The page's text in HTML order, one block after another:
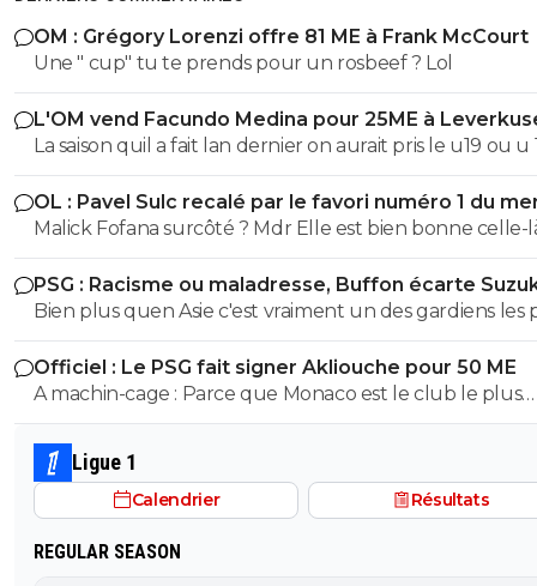
OM : Grégory Lorenzi offre 81 ME à Frank McCourt
Une " cup" tu te prends pour un rosbeef ? Lol
L'OM vend Facundo Medina pour 25ME à
La saison quil a fait lan dernier on aurait pris le u19 ou u
son poste ils auraient pas fait pire, il a ete blessé plus 1/3
saison et le peu de fois où on l'a vue bah putain...je sais
lors de quel match tu l'a vu bon, moi jai surtout vue
bide et ses croissants a la place des pieds et faire des
duel sur 3..
OL : Pavel Sulc recalé par le favori numéro 1 du
Malick Fofana surcôté ? Mdr Elle est bien bonne
PSG : Racisme ou maladresse, Buffon écarte
Bien plus quen Asie c'est vraiment un des gardiens les
prometteur au monde, et sa coupe du monde plutot réussi
aussi..
Officiel : Le PSG fait signer Akliouche pour 50 ME
A machin-cage : Parce que Monaco est le club le plus
puissant financièrement après le PSG... et qu'il peut
avoir des joueurs de qualité. Le PSG en a bien conscience.
C'est pour ça que Campos et le PSG tiennent à ce que
Maghnès Akliouche soit sur le banc du PSG.
Ligue 1
Calendrier Résultats
REGULAR SEASON